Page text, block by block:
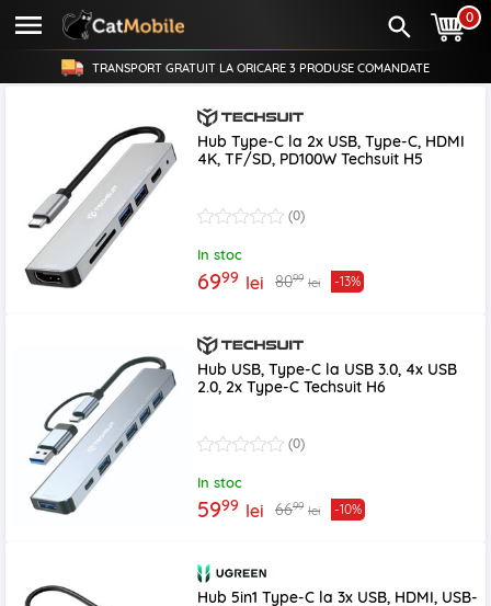
0
TRANSPORT GRATUIT LA ORICARE 3 PRODUSE COMANDATE
Hub Type-C la 2x USB, Type-C, HDMI
4K, TF/SD, PD100W Techsuit H5
(0)
In stoc
6999 lei 8099 lei -13%
Hub USB, Type-C la USB 3.0, 4x USB
2.0, 2x Type-C Techsuit H6
(0)
In stoc
5999 lei 6699 lei -10%
Hub 5in1 Type-C la 3x USB, HDMI, USB-